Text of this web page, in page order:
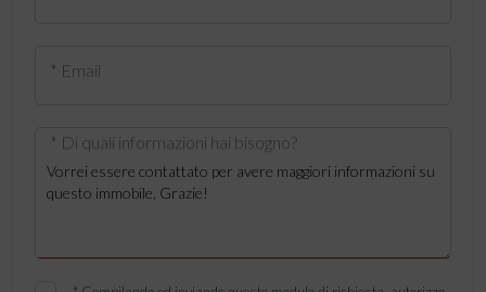
* Email
* Di quali informazioni hai bisogno?